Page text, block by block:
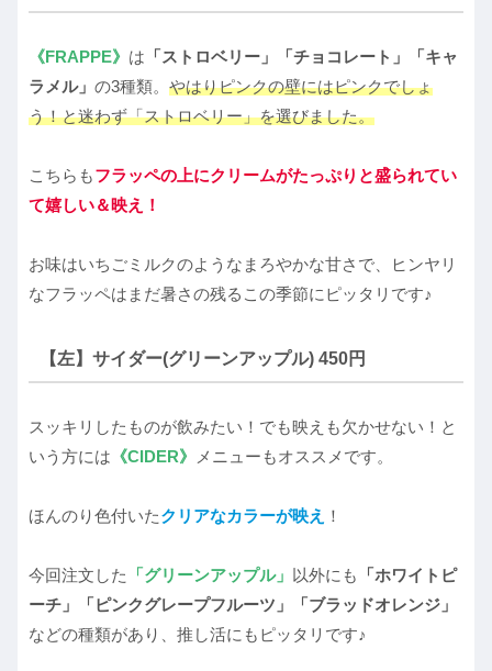
《FRAPPE》 は 「ストロベリー」「チョコレート」「キャ
ラメル」 の3種類。 やはりピンクの壁にはピンクでしょ
う！と迷わず「ストロベリー」を選びました。
こちらもフラッペの上にクリームがたっぷりと盛られてい
て嬉しい＆映え！
お味はいちごミルクのようなまろやかな甘さで、ヒンヤリ
なフラッペはまだ暑さの残るこの季節にピッタリです♪
【左】サイダー(グリーンアップル) 450円
スッキリしたものが飲みたい！でも映えも欠かせない！と
いう方には 《CIDER》 メニューもオススメです。
ほんのり色付いたクリアなカラーが映え ！
今回注文した 「グリーンアップル」 以外にも
「ホワイトピ
ーチ」「ピンクグレープフルーツ」「ブラッドオレンジ」
などの種類があり、推し活にもピッタリです♪